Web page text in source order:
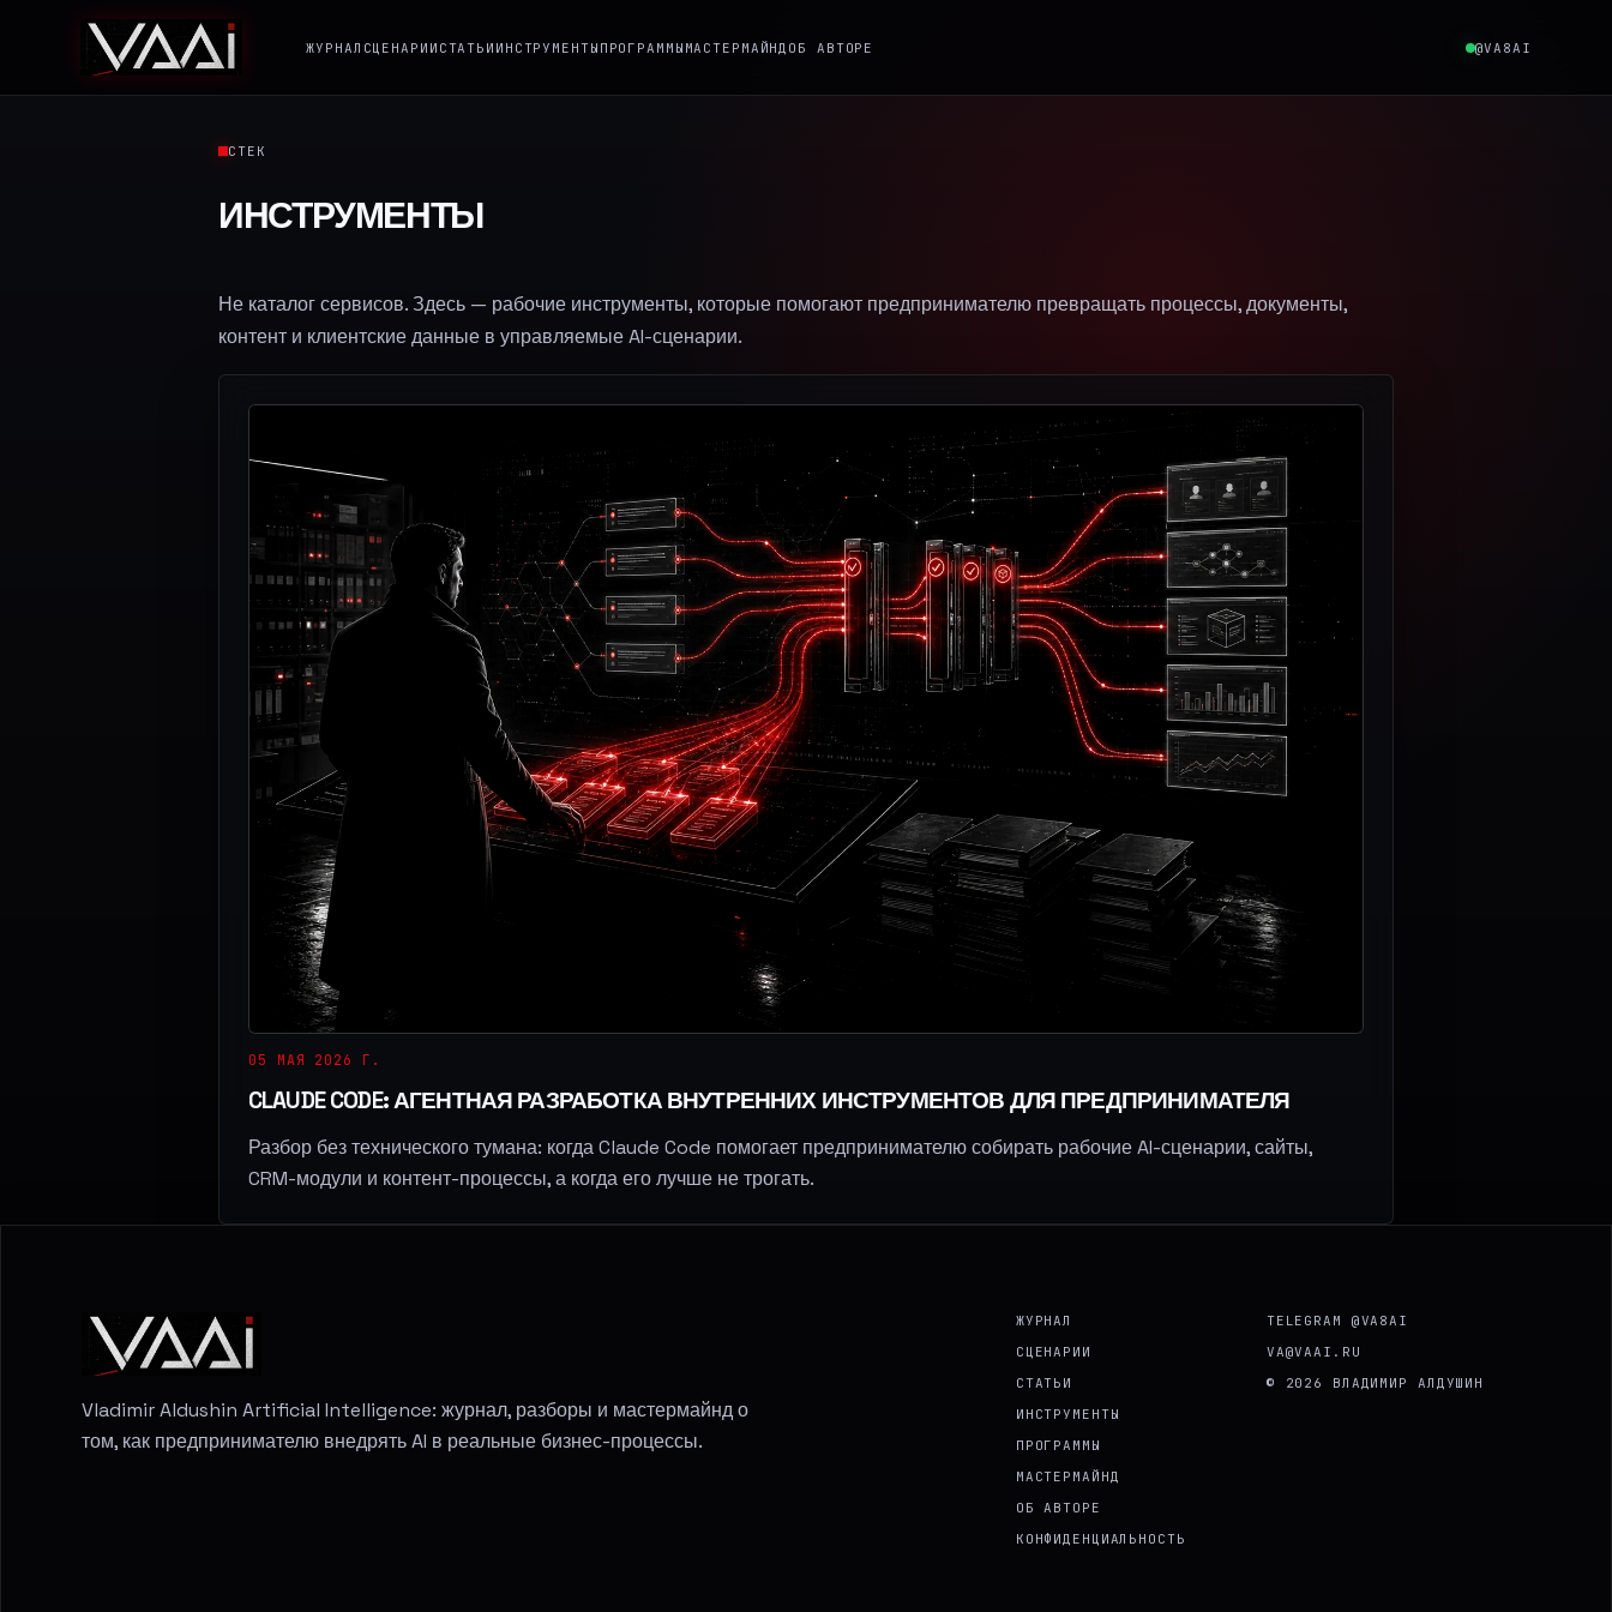
ЖУРНАЛ СЦЕНАРИИ СТАТЬИ ИНСТРУМЕНТЫ ПРОГРАММЫ МАСТЕРМАЙНД ОБ АВТОРЕ @VA8AI
СТЕК
ИНСТРУМЕНТЫ
Не каталог сервисов. Здесь — рабочие инструменты, которые помогают предпринимателю превращать процессы, документы,
контент и клиентские данные в управляемые AI-сценарии.
05 МАЯ 2026 Г.
CLAUDE CODE: АГЕНТНАЯ РАЗРАБОТКА ВНУТРЕННИХ ИНСТРУМЕНТОВ ДЛЯ ПРЕДПРИНИМАТЕЛЯ
Разбор без технического тумана: когда Claude Code помогает предпринимателю собирать рабочие AI-сценарии, сайты,
CRM-модули и контент-процессы, а когда его лучше не трогать.
Vladimir Aldushin Artificial Intelligence: журнал, разборы и мастермайнд о
том, как предпринимателю внедрять AI в реальные бизнес-процессы.
ЖУРНАЛ
СЦЕНАРИИ
СТАТЬИ
ИНСТРУМЕНТЫ
ПРОГРАММЫ
МАСТЕРМАЙНД
ОБ АВТОРЕ
КОНФИДЕНЦИАЛЬНОСТЬ
TELEGRAM @VA8AI
VA@VAAI.RU
© 2026 ВЛАДИМИР АЛДУШИН